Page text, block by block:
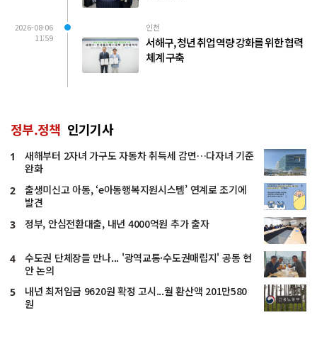
2026-08-06
11:59
인천
서해구, 청년 취업 역량 강화를 위한 협력
체계 구축
정부.정책 인기기사
1
새해부터 2자녀 가구도 자동차 취득세 감면…다자녀 기준
완화
2
출생미신고 아동, ‘e아동행복지원시스템’ 연계로 조기에
발견
3 정부, 안심전환대출, 내년 4000억원 추가 출자
4
수도권 단체장들 만나... '광역교통·수도권매립지' 공동 현
안 논의
5
내년 최저임금 9620원 확정 고시...월 환산액 201만580
원